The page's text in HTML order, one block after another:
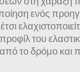
ενός
του
το δρόμο και